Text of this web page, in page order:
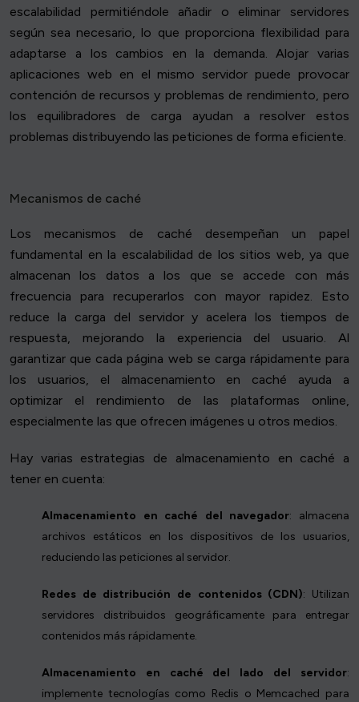
escalabilidad permitiéndole añadir o eliminar servidores
según sea necesario, lo que proporciona flexibilidad para
adaptarse a los cambios en la demanda. Alojar varias
aplicaciones web en el mismo servidor puede provocar
contención de recursos y problemas de rendimiento, pero
los equilibradores de carga ayudan a resolver estos
problemas distribuyendo las peticiones de forma eficiente.
Mecanismos de caché
Los mecanismos de caché desempeñan un papel
fundamental en la escalabilidad de los sitios web, ya que
almacenan los datos a los que se accede con más
frecuencia para recuperarlos con mayor rapidez. Esto
reduce la carga del servidor y acelera los tiempos de
respuesta, mejorando la experiencia del usuario. Al
garantizar que cada página web se carga rápidamente para
los usuarios, el almacenamiento en caché ayuda a
optimizar el rendimiento de las plataformas online,
especialmente las que ofrecen imágenes u otros medios.
Hay varias estrategias de almacenamiento en caché a
tener en cuenta:
Almacenamiento en caché del navegador: almacena
archivos estáticos en los dispositivos de los usuarios,
reduciendo las peticiones al servidor.
Redes de distribución de contenidos (CDN): Utilizan
servidores distribuidos geográficamente para entregar
contenidos más rápidamente.
Almacenamiento en caché del lado del servidor:
implemente tecnologías como Redis o Memcached para